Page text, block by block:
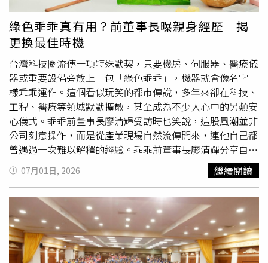
布不實內容者從中獲利。她也笑稱，朋友認為她會成為假消
息主角，與平時鮮少更新社群、不常公開露面有關。為了破
除謠言，李艷秋同步分享近況照片，包括健身重訓、與丈夫
李濤一同出遊，以及前往佛光山惠中寺
己「真的很好，謝謝大家關心」。她也表示，未來將更勤於
更新社群平台，讓關心她的朋友掌握近況。
綠色乖乖真有用？前董事長曝親身經歷 揭
更換最佳時機
台灣科技圈流傳一項特殊默契，只要機房、伺服器、醫療儀
器或重要設備旁放上一包「綠色乖乖」，機器就會像名字一
樣乖乖運作。這個看似玩笑的都市傳說，多年來卻在科技、
工程、醫療等領域默默擴散，甚至成為不少人心中的另類安
心儀式。乖乖前董事長廖清輝受訪時也笑說，這股風潮並非
公司刻意操作，而是從產業現場自然流傳開來，連他自己都
曾遇過一次難以解釋的經驗。乖乖前董事長廖清輝分享自身
經驗，坦言曾親眼見識「綠色乖乖」的神奇力量。（圖／報
系資料照）根據《三立新聞網》報導，廖清輝透露，過去岳
父住院時，病房內監測儀器曾頻繁發出異常警示，醫護人員
多次檢查，卻始終找不出明確原因。當時在旁照顧的外籍看
護突然提議，不如拿一包綠色乖乖放在儀器旁試試。原本只
是半信半疑，沒想到放上後，儀器真的不再無故作響，讓他
至今印象深刻。他坦言，這類事情很難用科學解釋，但多年
07月01日, 2026 繼續閱讀